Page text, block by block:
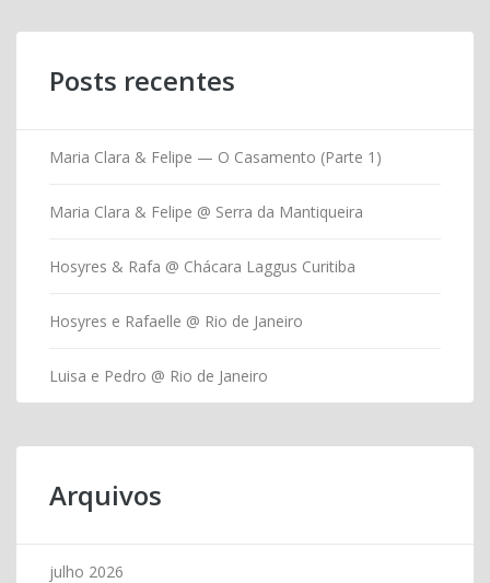
Posts recentes
Maria Clara & Felipe — O Casamento (Parte 1)
Maria Clara & Felipe @ Serra da Mantiqueira
Hosyres & Rafa @ Chácara Laggus Curitiba
Hosyres e Rafaelle @ Rio de Janeiro
Luisa e Pedro @ Rio de Janeiro
Arquivos
julho 2026